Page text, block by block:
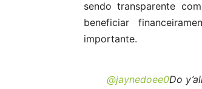
sendo transparente
beneficiar
importante.
@jaynedoee0Do